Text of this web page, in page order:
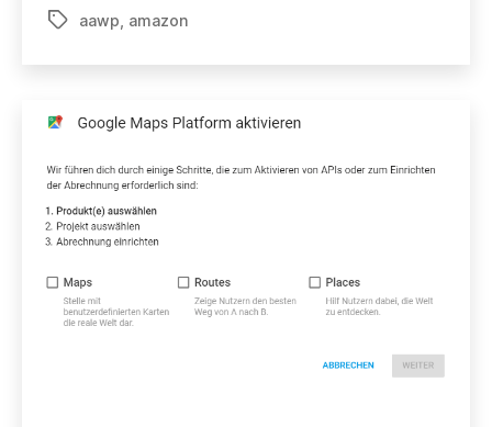
API
Was
muss
ich
tun?
Schlagwörter
aawp amazon